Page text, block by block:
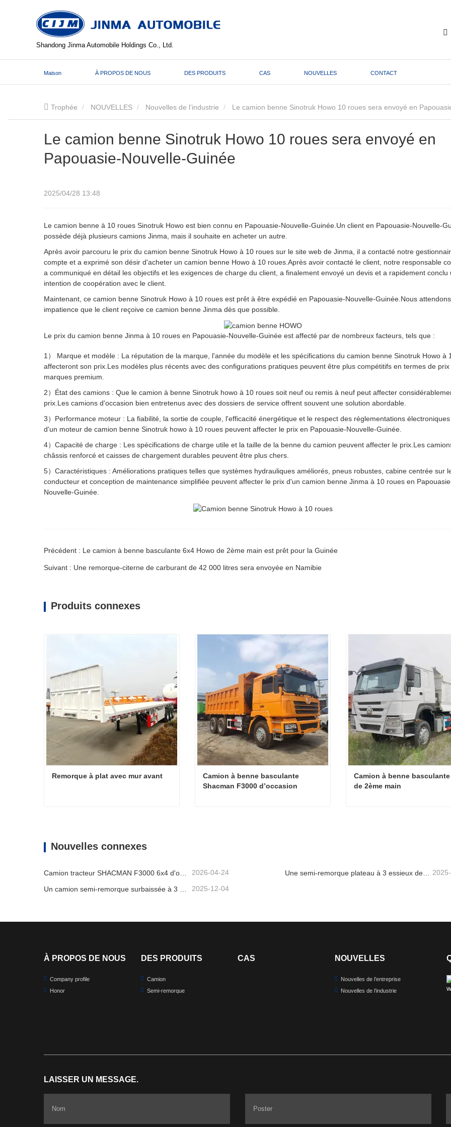
Shandong Jinma Automobile Holdings Co., Ltd.
Maison À PROPOS DE NOUS DES PRODUITS CAS NOUVELLES CONTACT
Trophée NOUVELLES Nouvelles de l’industrie Le camion benne Sinotruk Howo 10 roues sera envoyé en
Le camion benne Sinotruk Howo 10 roues sera envoyé en
Papouasie-Nouvelle-Guinée
2025/04/28 13:48
Le camion benne à 10 roues Sinotruk Howo est bien connu en Papouasie-Nouvelle-Guinée.Un client en Papouasie-Nouvelle-
possède déjà plusieurs camions Jinma, mais il souhaite en acheter un autre.
Après avoir parcouru le prix du camion benne Sinotruk Howo à 10 roues sur le site web de Jinma, il a contacté notre
compte et a exprimé son désir d'acheter un camion benne Howo à 10 roues.Après avoir contacté le client, notre responsable
a communiqué en détail les objectifs et les exigences de charge du client, a finalement envoyé un devis et a rapidement conclu
intention de coopération avec le client.
Maintenant, ce camion benne Sinotruk Howo à 10 roues est prêt à être expédié en Papouasie-Nouvelle-Guinée.Nous
impatience que le client reçoive ce camion benne Jinma dès que possible.
Le prix du camion benne Jinma à 10 roues en Papouasie-Nouvelle-Guinée est affecté par de nombreux facteurs, tels que :
1） Marque et modèle : La réputation de la marque, l'année du modèle et les spécifications du camion benne Sinotruk Howo à
affecteront son prix.Les modèles plus récents avec des configurations pratiques peuvent être plus compétitifs en termes de
marques premium.
2）État des camions : Que le camion à benne Sinotruk howo à 10 roues soit neuf ou remis à neuf peut affecter
prix.Les camions d'occasion bien entretenus avec des dossiers de service offrent souvent une solution abordable.
3）Performance moteur : La fiabilité, la sortie de couple, l'efficacité énergétique et le respect des réglementations
d'un moteur de camion benne Sinotruk howo à 10 roues peuvent affecter le prix en Papouasie-Nouvelle-Guinée.
4）Capacité de charge : Les spécifications de charge utile et la taille de la benne du camion peuvent affecter le prix.Les
châssis renforcé et caisses de chargement durables peuvent être plus chers.
5）Caractéristiques : Améliorations pratiques telles que systèmes hydrauliques améliorés, pneus robustes, cabine centrée sur
conducteur et conception de maintenance simplifiée peuvent affecter le prix d'un camion benne Jinma à 10 roues en
Nouvelle-Guinée.
Précédent : Le camion à benne basculante 6x4 Howo de 2ème main est prêt pour la Guinée
Suivant : Une remorque-citerne de carburant de 42 000 litres sera envoyée en Namibie
Produits connexes
Remorque à plat avec mur avant
Camion à benne basculante
Shacman F3000 d’occasion
Camion à benne
de 2ème main
Nouvelles connexes
2026-04-24 Une semi-remorque plateau à 3 essieux de 40 pieds sera expédiée au Ghana.
Un camion semi-remorque surbaissée à 3 essieux sera expédié au Cameroun. 2025-12-04
À PROPOS DE NOUS
Company profile
Honor
DES PRODUITS
Camion
Semi-remorque
CAS NOUVELLES
Nouvelles de l’entreprise
Nouvelles de l’industrie
LAISSER UN MESSAGE.